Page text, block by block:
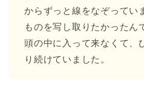
からずっと線をなぞってい
ものを写し取りたかったん
頭の中に入って来なくて、
り続けていました。